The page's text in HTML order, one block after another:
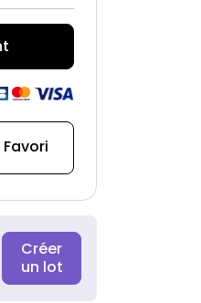
Favori
Créer
un lot